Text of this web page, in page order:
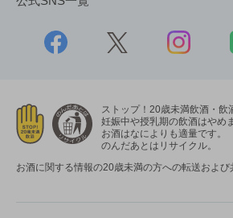
ストップ！20歳未満飲酒・飲
妊娠中や授乳期の飲酒はやめ
お酒はなによりも適量です。
のんだあとはリサイクル。
お酒に関する情報の20歳未満の方への転送および